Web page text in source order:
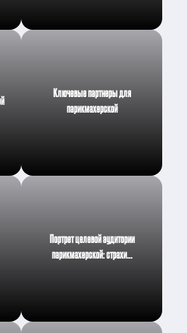
Ключевые партнеры для
парикмахерской
Портрет целевой аудитории
парикмахерской: страхи…